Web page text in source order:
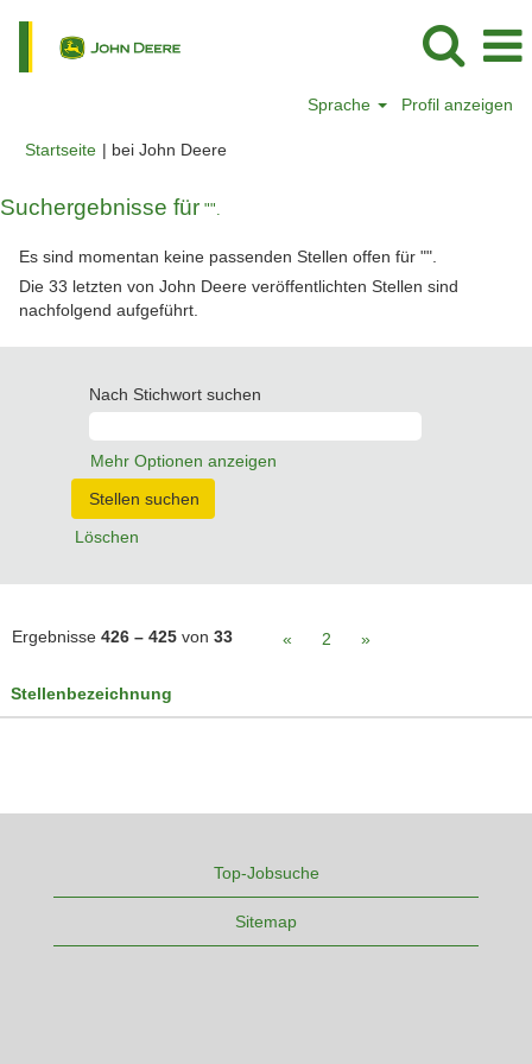
Sprache Profil anzeigen
Startseite | bei John Deere(aktuelle
Suchergebnisse für "".
Es sind momentan keine passenden Stellen offen für "".
Die 33 letzten von John Deere veröffentlichten Stellen sind
nachfolgend aufgeführt.
Nach Stichwort suchen
Mehr Optionen anzeigen
Löschen
Ergebnisse 426 – 425 von 33 « 2 »
Stellenbezeichnung
Top-Jobsuche
Sitemap